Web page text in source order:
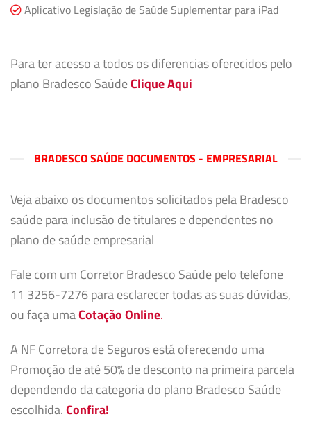
Aplicativo Legislação de Saúde Suplementar para iPad
Para ter acesso a todos os diferencias oferecidos pelo
plano Bradesco SaúdeClique Aqui
BRADESCO SAÚDE DOCUMENTOS - EMPRESARIAL
Veja abaixo os documentos solicitados pela Bradesco
saúde para inclusão de titulares e dependentes no
plano de saúde empresarial
Fale com um Corretor Bradesco Saúde pelo telefone
11 3256-7276 para esclarecer todas as suas dúvidas,
ou faça umaCotação Online.
A NF Corretora de Seguros está oferecendo uma
Promoção de até 50% de desconto na primeira parcela
dependendo da categoria do plano Bradesco Saúde
escolhida.Confira!